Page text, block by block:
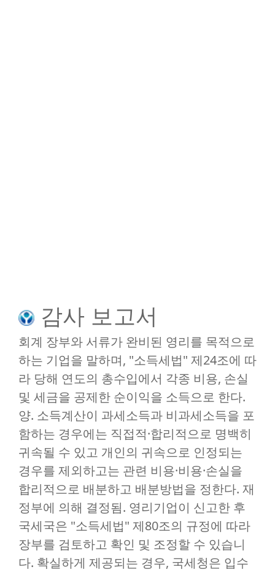
감사 보고서
회계 장부와 서류가 완비된 영리를 목적으로
하는 기업을 말하며, "소득세법" 제24조에 따
라 당해 연도의 총수입에서 각종 비용, 손실
및 세금을 공제한 순이익을 소득으로 한다.
양. 소득계산이 과세소득과 비과세소득을 포
함하는 경우에는 직접적·합리적으로 명백히
귀속될 수 있고 개인의 귀속으로 인정되는
경우를 제외하고는 관련 비용·비용·손실을
합리적으로 배분하고 배분방법을 정한다. 재
정부에 의해 결정됨. 영리기업이 신고한 후
국세국은 "소득세법" 제80조의 규정에 따라
장부를 검토하고 확인 및 조정할 수 있습니
다. 확실하게 제공되는 경우, 국세청은 입수